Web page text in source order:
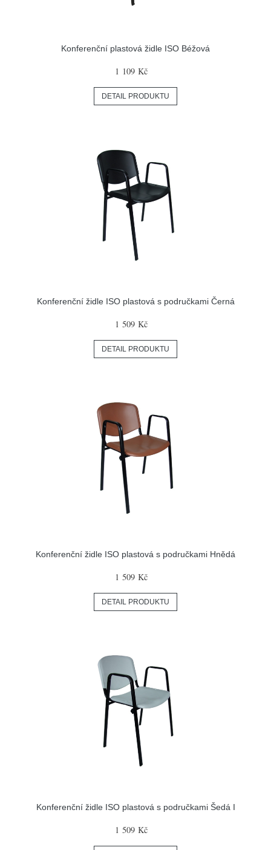
Konferenční plastová židle ISO Béžová
1 109 Kč
DETAIL PRODUKTU
Konferenční židle ISO plastová s područkami Černá
1 509 Kč
DETAIL PRODUKTU
Konferenční židle ISO plastová s područkami Hnědá
1 509 Kč
DETAIL PRODUKTU
Konferenční židle ISO plastová s područkami Šedá I
1 509 Kč